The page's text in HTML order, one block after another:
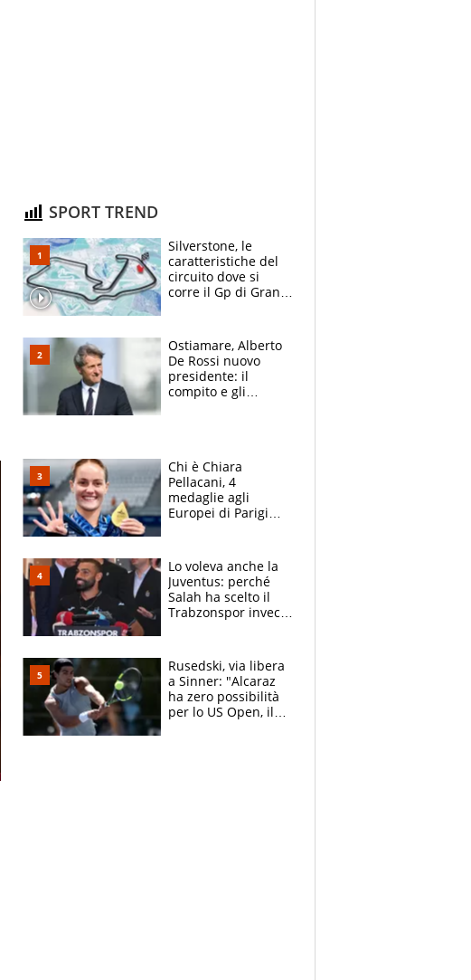
SPORT TREND
Silverstone, le
caratteristiche del
circuito dove si
corre il Gp di Gran
Ostiamare, Alberto
De Rossi nuovo
presidente: il
compito e gli
Chi è Chiara
Pellacani, 4
medaglie agli
Europei di Parigi
giornalista, mamma
insegnante e il
fratello calciatore
Lo voleva anche la
Juventus: perché
Salah ha scelto il
Trabzonspor invece
Rusedski, via libera
a Sinner: "Alcaraz
ha zero possibilità
per lo US Open, il